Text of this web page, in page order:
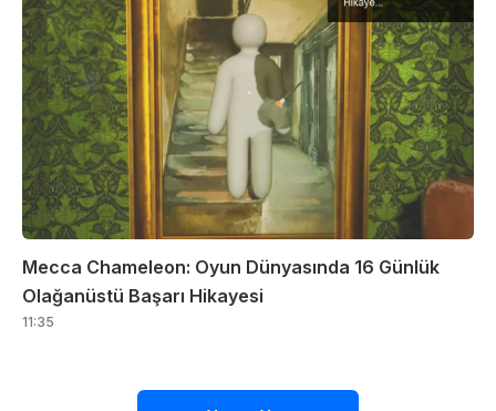
Mecca Chameleon: Oyun Dünyasında 16 Günlük
Olağanüstü Başarı Hikayesi
11:35